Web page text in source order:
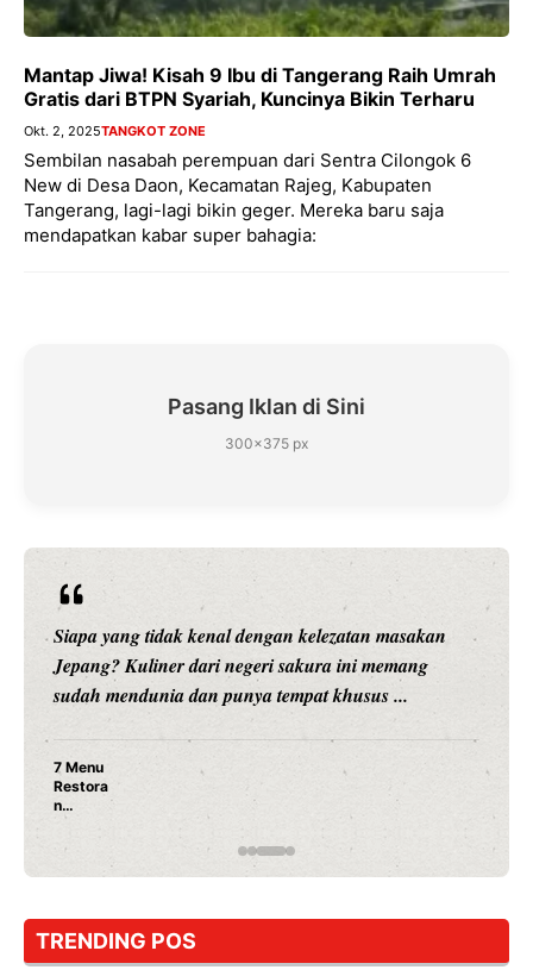
Mantap Jiwa! Kisah 9 Ibu di Tangerang Raih Umrah
Gratis dari BTPN Syariah, Kuncinya Bikin Terharu
Okt. 2, 2025TANGKOT ZONE
Sembilan nasabah perempuan dari Sentra Cilongok 6
New di Desa Daon, Kecamatan Rajeg, Kabupaten
Tangerang, lagi-lagi bikin geger. Mereka baru saja
mendapatkan kabar super bahagia:
Pasang Iklan di Sini
300×375 px
Siapa yang tidak kenal dengan kelezatan masakan
Jepang? Kuliner dari negeri sakura ini memang
sudah mendunia dan punya tempat khusus ...
7 Menu
Restora
n
Jepang
yang
Dicoba,
Cuma
Sushi!
TRENDING POS